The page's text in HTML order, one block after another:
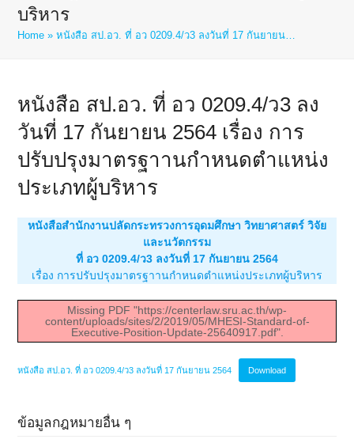
บริหาร
Home »หนังสือ สป.อว. ที่ อว 0209.4/ว3 ลงวันที่ 17 กันยายน…
หนังสือ สป.อว. ที่ อว 0209.4/ว3 ลง
วันที่ 17 กันยายน 2564 เรื่อง การ
ปรับปรุงมาตรฐาานกำหนดตำแหน่ง
ประเภทผู้บริหาร
หนังสือสำนักงานปลัดกระทรวงการอุดมศึกษา วิทยาศาสตร์ วิจัย
และนวัตกรรม
ที่ อว 0209.4/ว3 ลงวันที่ 17 กันยายน 2564
เรื่อง การปรับปรุงมาตรฐาานกำหนดตำแหน่งประเภทผู้บริหาร
Missing PDF "https://centerlaw.sru.ac.th/wp-
content/uploads/sites/2/2019/05/MHESI-Standard-of-
Executive-Position-Update-25640917.pdf".
หนังสือ สป.อว. ที่ อว 0209.4/ว3 ลงวันที่ 17 กันยายน 2564 Download
ข้อมูลกฎหมายอื่น ๆ